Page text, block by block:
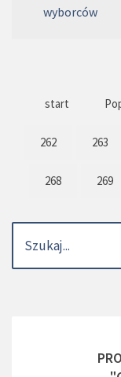
wyborców
start
262 263
268 269